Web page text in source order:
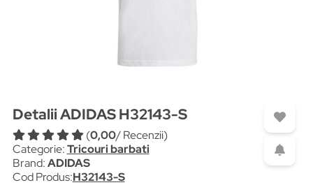
Detalii ADIDAS H32143-S
(0,00/ Recenzii)
Categorie:Tricouri barbati
Brand:ADIDAS
Cod Produs:H32143-S